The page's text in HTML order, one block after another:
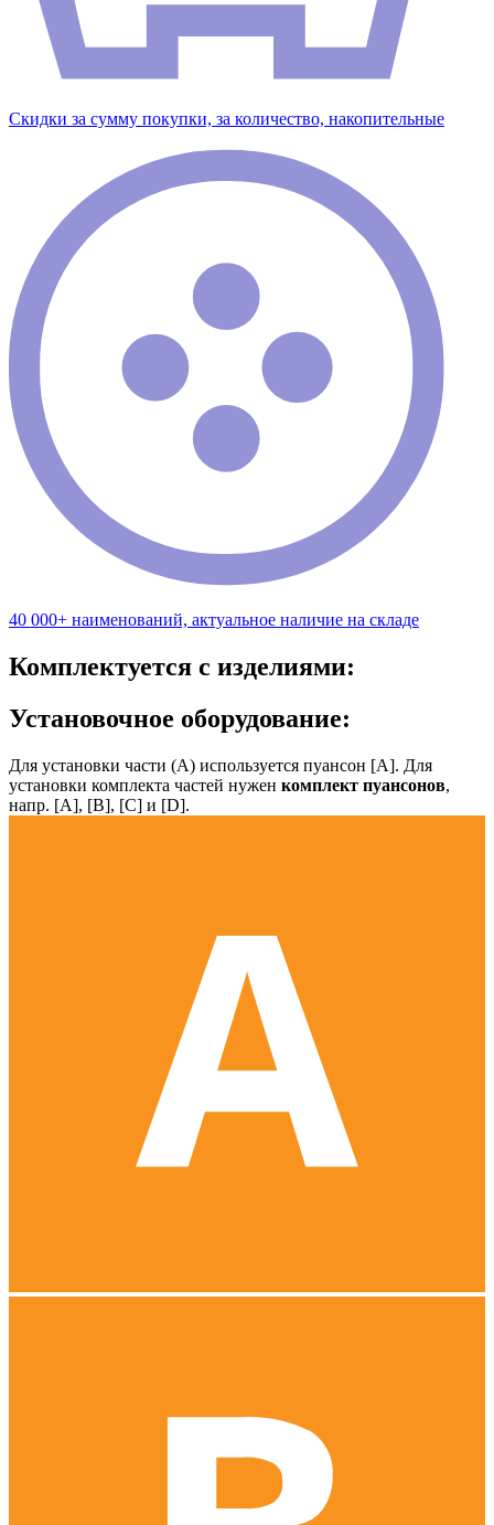
Скидки за сумму покупки, за количество, накопительные
40 000+ наименований, актуальное наличие на складе
Комплектуется с изделиями:
Установочное оборудование:
Для установки части (А) используется пуансон [А]. Для
установки комплекта частей нужен комплект пуансонов,
напр. [А], [B], [С] и [D].